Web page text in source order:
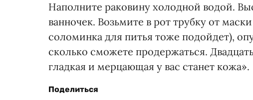
Наполните раковину холодной водой.
ванночек. Возьмите в рот трубку от
соломинка для питья тоже подойдет),
сколько сможете продержаться.
гладкая и мерцающая у вас станет кожа».
Поделиться